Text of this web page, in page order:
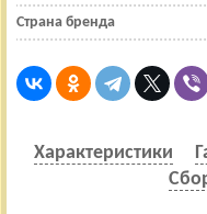
Страна бренда
Характеристики